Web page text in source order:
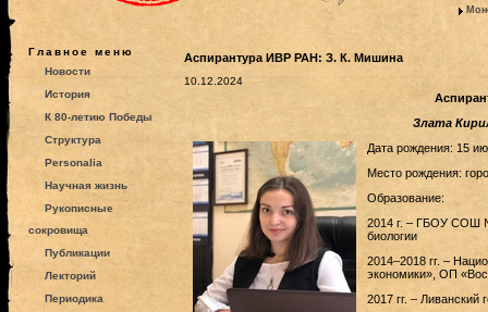
Главное меню
Новости
История
К 80-летию Победы
Структура
Personalia
Научная жизнь
Рукописные
сокровища
Публикации
Лекторий
Периодика
Аспирантура ИВР РАН: З. К. Мишина
10.12.2024
Злата
Дата рождения: 15
Место рождения:
Образование:
2014 г. – ГБОУ СОШ
биологии
2014–2018 гг. –
экономики», ОП
2017 гг. – Ливанский